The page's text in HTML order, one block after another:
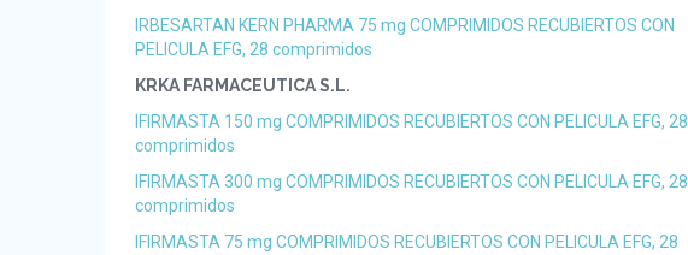
IRBESARTAN KERN PHARMA 75 mg COMPRIMIDOS RECUBIERTOS CON
PELICULA EFG, 28 comprimidos
KRKA FARMACEUTICA S.L.
IFIRMASTA 150 mg COMPRIMIDOS RECUBIERTOS CON PELICULA EFG, 28
comprimidos
IFIRMASTA 300 mg COMPRIMIDOS RECUBIERTOS CON PELICULA EFG, 28
comprimidos
IFIRMASTA 75 mg COMPRIMIDOS RECUBIERTOS CON PELICULA EFG, 28